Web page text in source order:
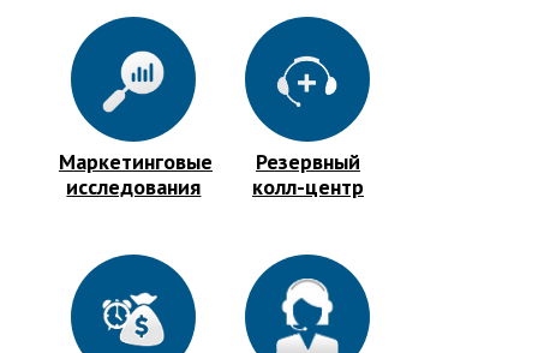
Маркетинговые
исследования
Резервный
колл-центр